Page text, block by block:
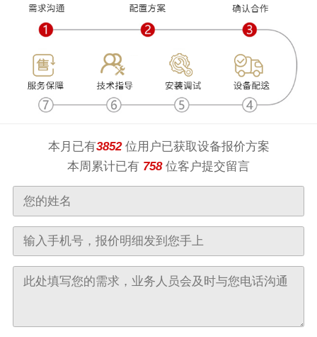
本月已有3852位用户已获取设备报价方案
本周累计已有 758位客户提交留言